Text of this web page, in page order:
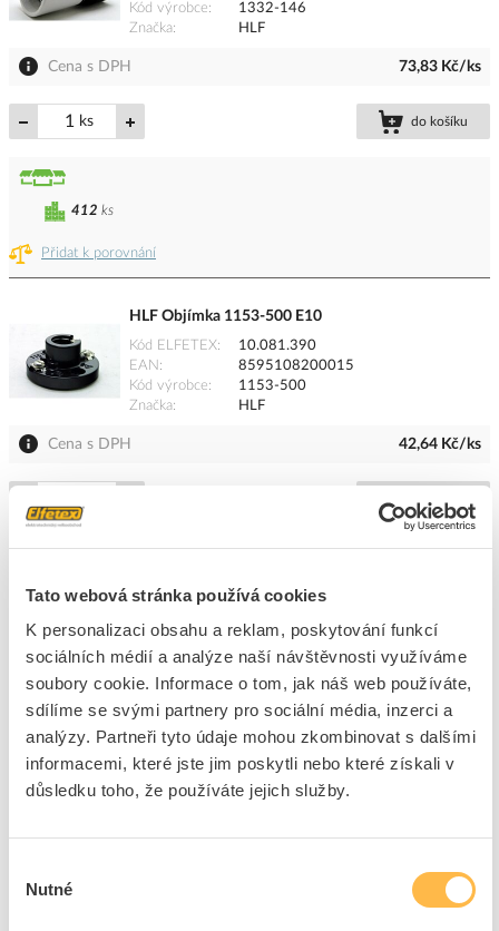
Tato webová stránka používá cookies
K personalizaci obsahu a reklam, poskytování funkcí
sociálních médií a analýze naší návštěvnosti využíváme
soubory cookie. Informace o tom, jak náš web používáte,
sdílíme se svými partnery pro sociální média, inzerci a
analýzy. Partneři tyto údaje mohou zkombinovat s dalšími
informacemi, které jste jim poskytli nebo které získali v
důsledku toho, že používáte jejich služby.
souhlasu
Nutné
Kód výrobce
1332-146
Značka
HLF
Cena s DPH 73,83 Kč/ks
ks do košíku
Přidat k porovnání
412 ks
HLF Objímka 1153-500 E10
Kód ELFETEX
10.081.390
EAN
8595108200015
Kód výrobce
1153-500
Značka
HLF
Cena s DPH 42,64 Kč/ks
do košíku
Přidat k porovnání
324
KANLUX Rám ADTR BRAVO montážní pro panel
600x600mm (27613)
Kód ELFETEX
11.268.074
EAN
5905339276131
Kód výrobce
27613
do košíku